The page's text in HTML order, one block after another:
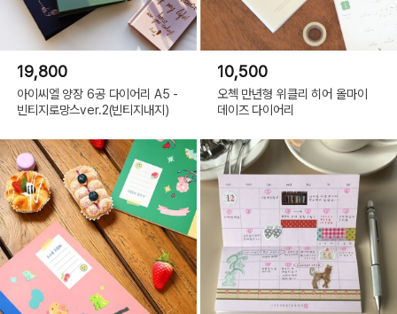
19,800
아이씨엘 양장 6공 다이어리 A5 -
빈티지로망스ver.2(빈티지내지)
10,500
오첵 만년형 위클리 히어 올마이
데이즈 다이어리